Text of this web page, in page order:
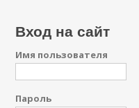
Вход на сайт
Имя пользователя
Пароль